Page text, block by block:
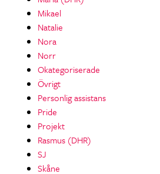
Mikael
Natalie
Nora
Norr
Okategoriserade
Övrigt
Personlig assistans
Pride
Projekt
Rasmus (DHR)
SJ
Skåne